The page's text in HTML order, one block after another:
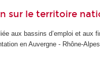
sur le territoire
aux bassins d’emploi et aux
en Auvergne - Rhône-